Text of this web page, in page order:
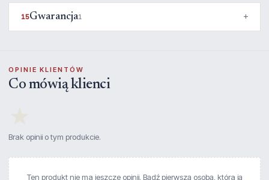
15Gwarancja1
OPINIE KLIENTÓW
Co mówią klienci
Brak opinii o tym produkcie.
Ten produkt nie ma jeszcze opinii. Bądź pierwszą osobą, która ją